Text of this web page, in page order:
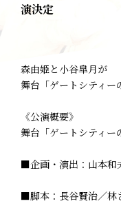
演決定
森由姫と小谷皐月が
舞台「ゲートシティー
《公演概要》
舞台「ゲートシティー
■企画・演出：山本和
■脚本：長谷賢治／林